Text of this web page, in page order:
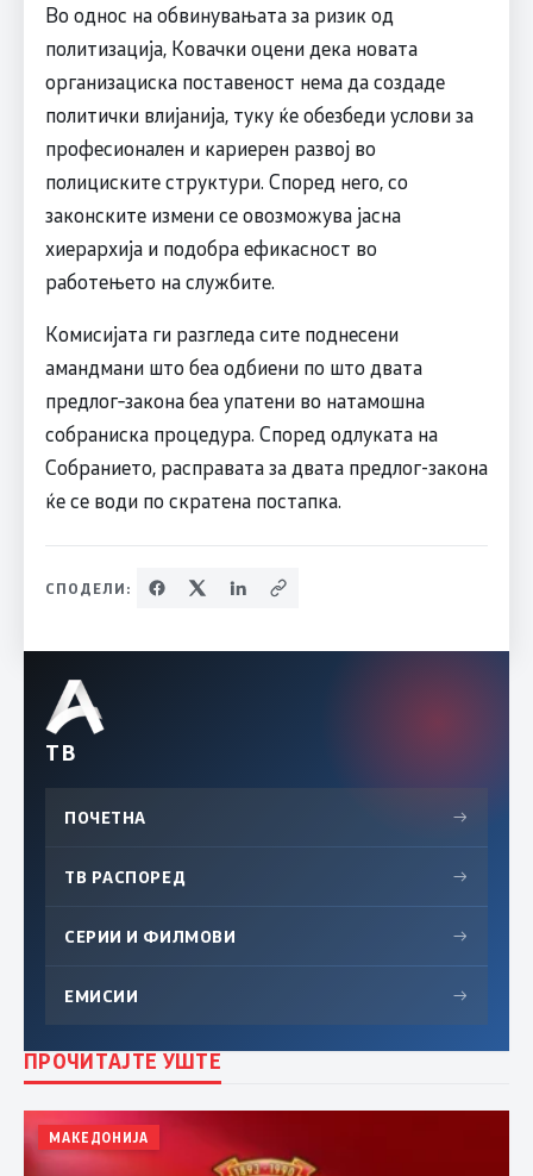
Во однос на обвинувањата за ризик од
политизација, Ковачки оцени дека новата
организациска поставеност нема да создаде
политички влијанија, туку ќе обезбеди услови за
професионален и кариерен развој во
полициските структури. Според него, со
законските измени се овозможува јасна
хиерархија и подобра ефикасност во
работењето на службите.
Комисијата ги разгледа сите поднесени
амандмани што беа одбиени по што двата
предлог‑закона беа упатени во натамошна
собраниска процедура. Според одлуката на
Собранието, расправата за двата предлог-закона
ќе се води по скратена постапка.
СПОДЕЛИ:
ТВ
ПОЧЕТНА →
ТВ РАСПОРЕД →
СЕРИИ И ФИЛМОВИ →
ЕМИСИИ →
ПРОЧИТАЈТЕ УШТЕ
МАКЕДОНИЈА